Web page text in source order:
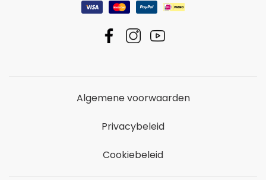
Algemene voorwaarden
Privacybeleid
Cookiebeleid